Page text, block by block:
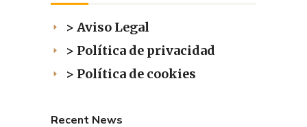
> Aviso Legal
> Política de privacidad
> Política de cookies
Recent News